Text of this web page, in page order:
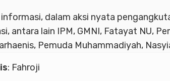
dalam aksi nyata
antara lain IPM, GMNI, Fatayat NU,
Pemuda Muhammadiyah,
: Fahroji